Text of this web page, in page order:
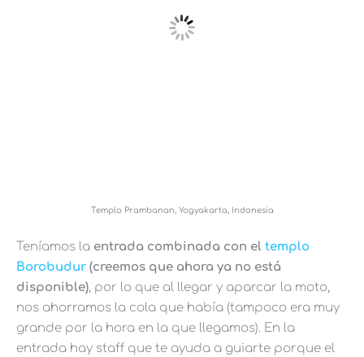
Templo Prambanan, Yogyakarta, Indonesia
Teníamos la entrada combinada con el templo
Borobudur (creemos que ahora ya no está
disponible), por lo que al llegar y aparcar la moto,
nos ahorramos la cola que había (tampoco era muy
grande por la hora en la que llegamos). En la
entrada hay staff que te ayuda a guiarte porque el